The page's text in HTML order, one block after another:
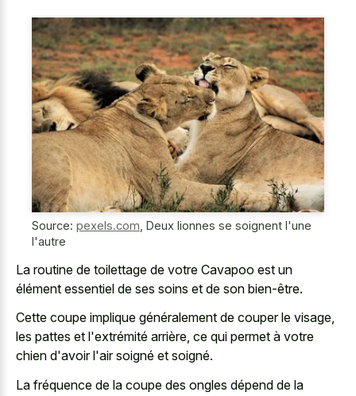
Source: pexels.com Deux lionnes se soignent l'une
l'autre
La routine de toilettage de votre Cavapoo est un
élément essentiel de ses soins et de son bien-être.
Cette coupe implique généralement de couper le visage,
les pattes et l'extrémité arrière, ce qui permet à votre
chien d'avoir l'air soigné et soigné.
La fréquence de la coupe des ongles dépend de la